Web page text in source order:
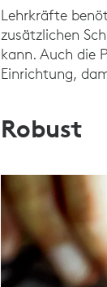
Lehrkräfte
zusätzlichen
kann. Auch die
Einrichtung,
Robust